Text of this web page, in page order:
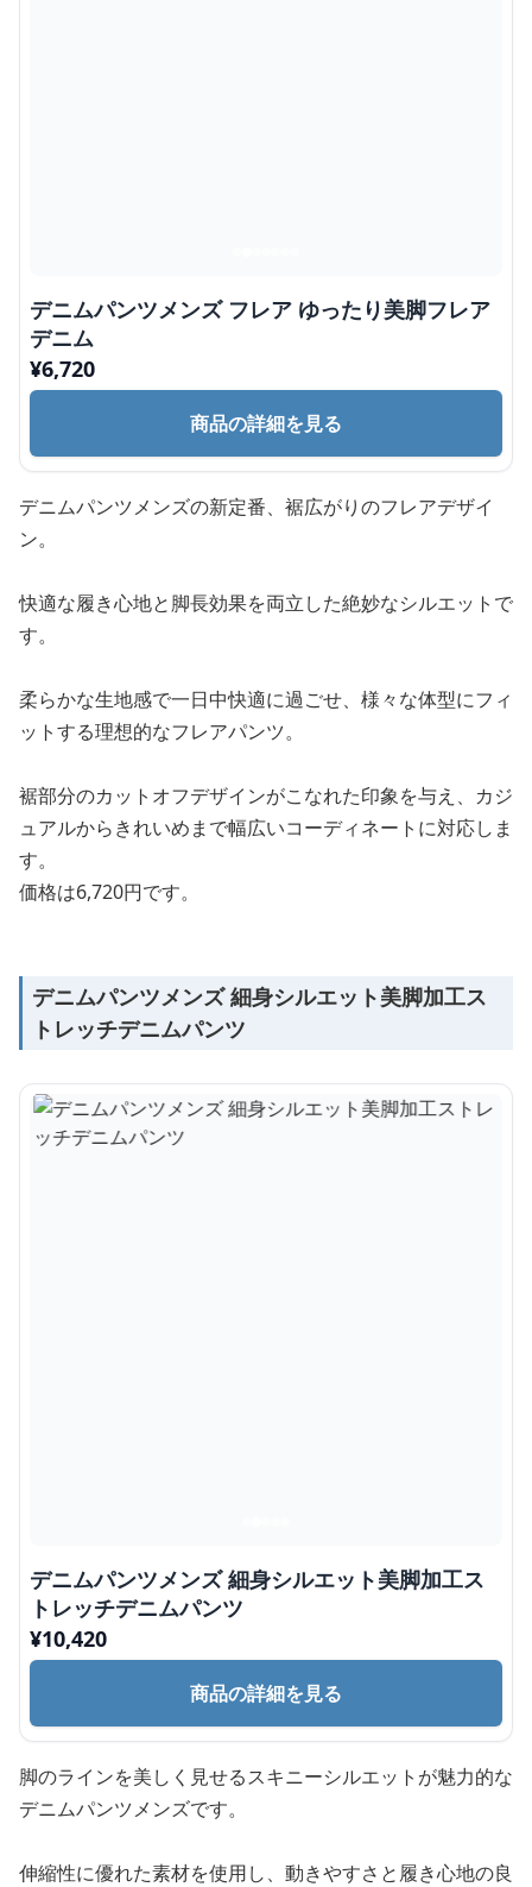
デニムパンツメンズ フレア ゆったり美脚フレア
デニム
¥6,720
商品の詳細を見る
デニムパンツメンズの新定番、裾広がりのフレアデザイ
ン。
快適な履き心地と脚長効果を両立した絶妙なシルエットで
す。
柔らかな生地感で一日中快適に過ごせ、様々な体型にフィ
ットする理想的なフレアパンツ。
裾部分のカットオフデザインがこなれた印象を与え、カジ
ュアルからきれいめまで幅広いコーディネートに対応しま
す。
価格は6,720円です。
デニムパンツメンズ 細身シルエット美脚加工ス
トレッチデニムパンツ
デニムパンツメンズ 細身シルエット美脚加工ス
トレッチデニムパンツ
¥10,420
商品の詳細を見る
脚のラインを美しく見せるスキニーシルエットが魅力的な
デニムパンツメンズです。
伸縮性に優れた素材を使用し、動きやすさと履き心地の良